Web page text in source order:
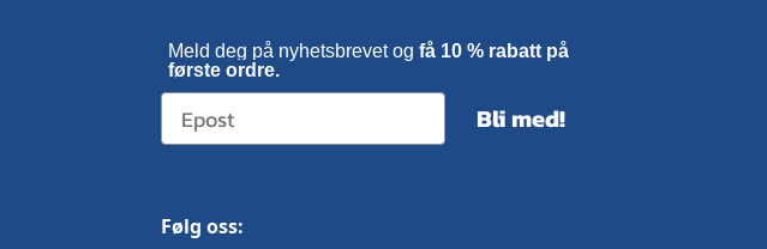
Meld deg på nyhetsbrevet og få 10 % rabatt på
første ordre.
Bli med!
Følg oss: